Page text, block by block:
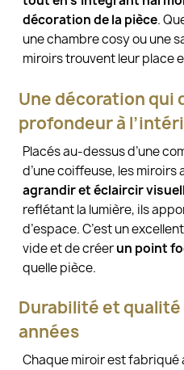
décoration de la pièce.
une chambre cosy ou une
miroirs trouvent leur place
Une décoration qui
profondeur à
Placés au-dessus d’une
d’une coiffeuse, les miroirs
agrandir et éclaircir
reflétant la lumière, ils
d’espace. C’est un
vide et de créerun point
quelle pièce.
Durabilité et
années
Chaque miroir est fabriqué